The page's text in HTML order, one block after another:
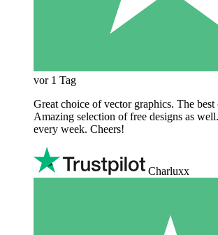
vor 1 Tag
Great choice of vector graphics. The best
Amazing selection of free designs as
every week. Cheers!
Charluxx